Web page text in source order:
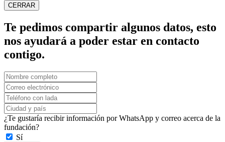
CERRAR
Te pedimos compartir algunos datos, esto
nos ayudará a poder estar en contacto
contigo.
¿Te gustaría recibir información por WhatsApp y correo acerca de la
fundación?
Sí